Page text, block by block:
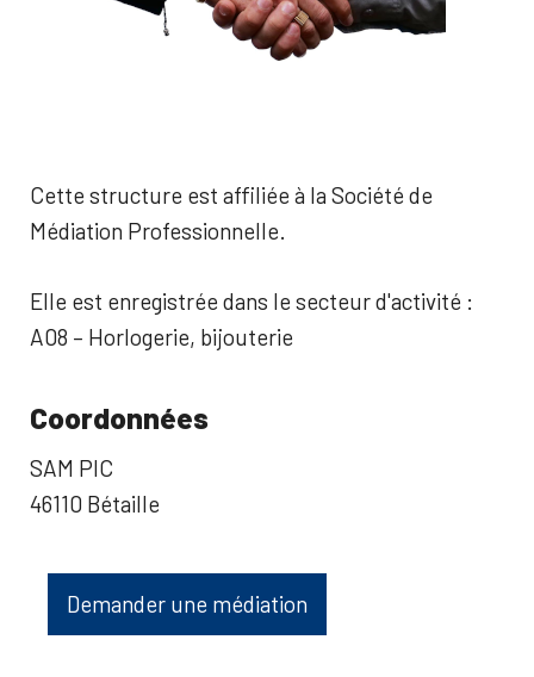
Cette structure est affiliée à la Société de
Médiation Professionnelle.
Elle est enregistrée dans le secteur d'activité :
A08 – Horlogerie, bijouterie
Coordonnées
SAM PIC
46110 Bétaille
Demander une médiation